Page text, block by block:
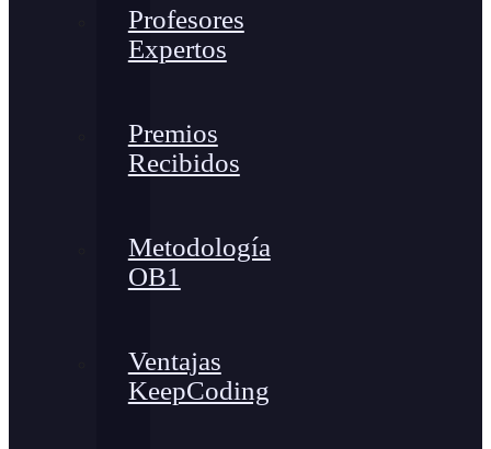
Profesores
Expertos
Premios
Recibidos
Metodología
OB1
Ventajas
KeepCoding